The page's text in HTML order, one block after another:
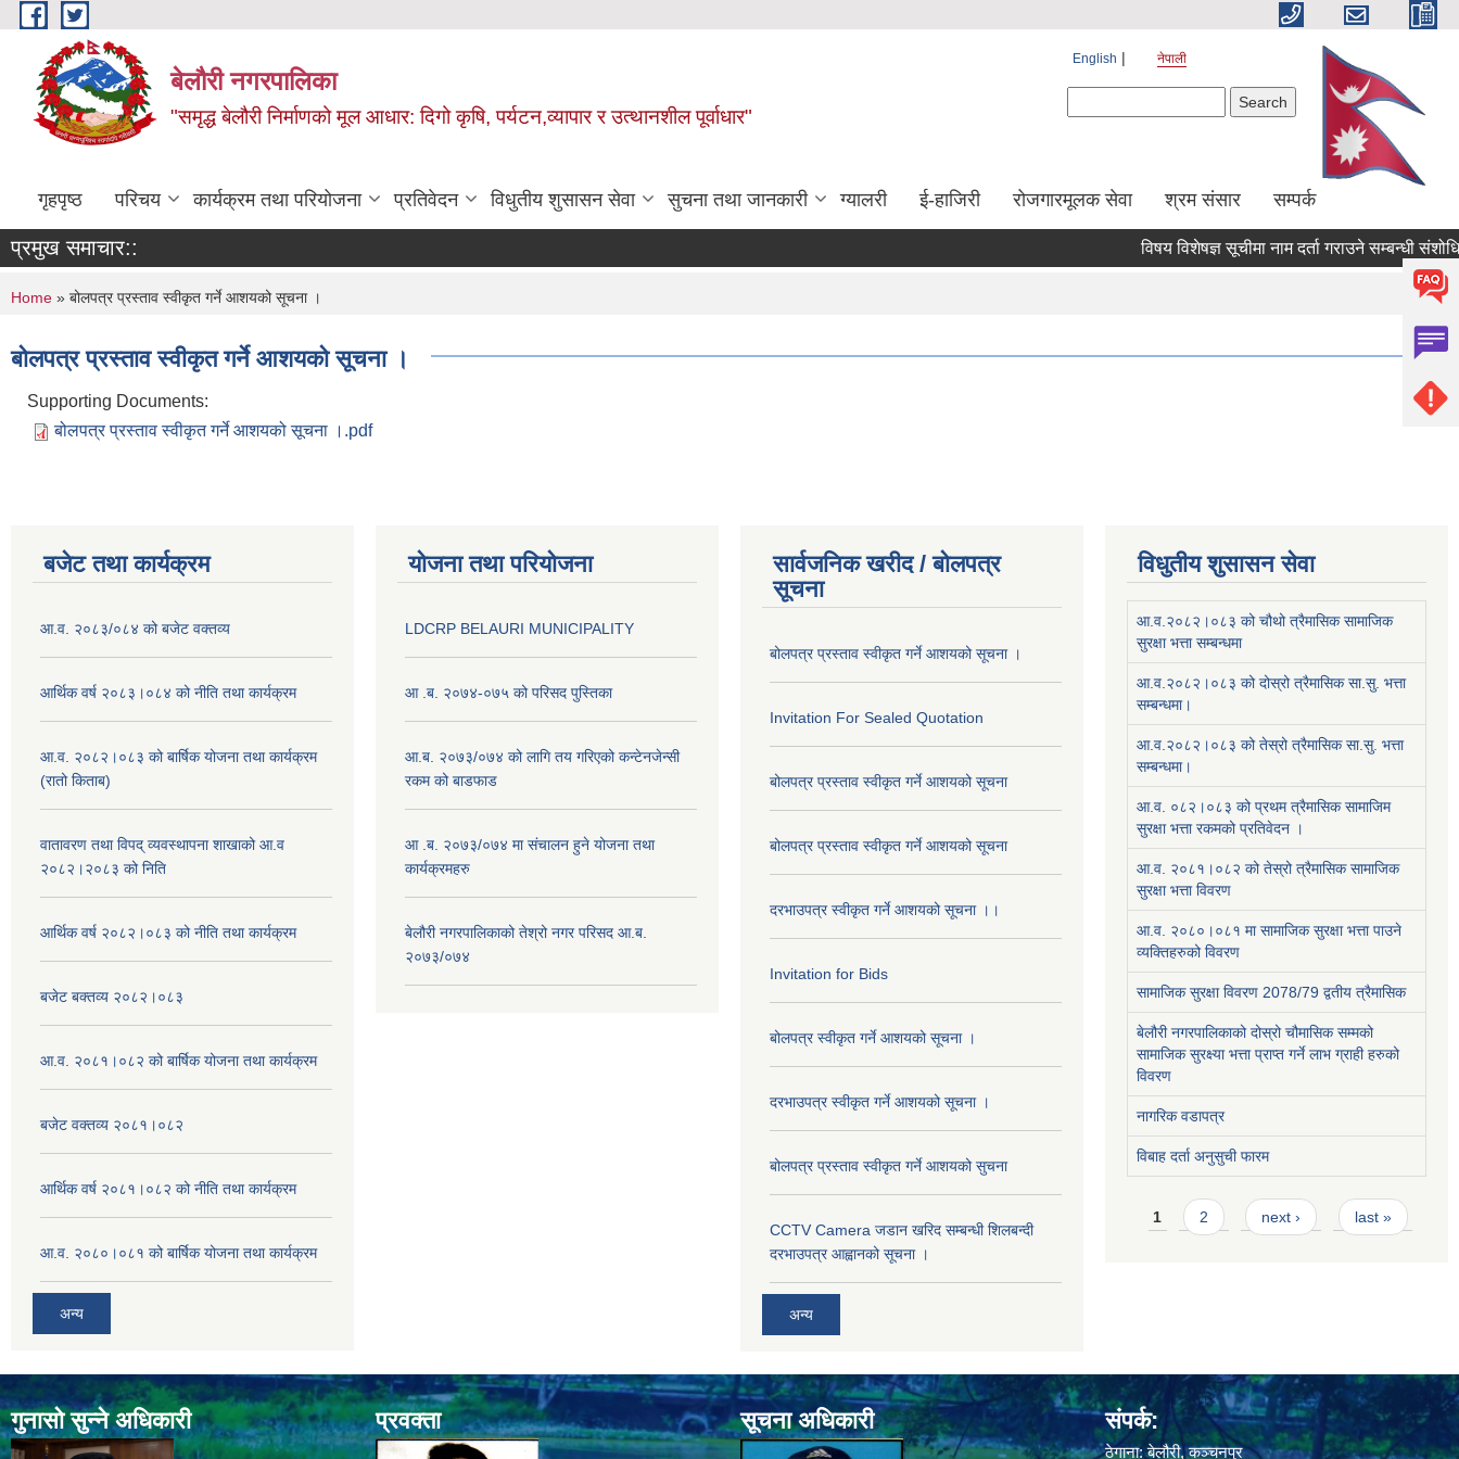
Skip to main content
बेलौरी नगरपालिका
"समृद्ध बेलौरी निर्माणको मूल आधार: दिगो कृषि, पर्यटन,व्यापार र उत्थानशील पूर्वाधार"
English नेपाली
गृहपृष्ठ परिचय कार्यक्रम तथा परियोजना प्रतिवेदन विधुतीय शुसासन सेवा सुचना तथा जानकारी ग्यालरी ई-हाजिरी रोजगारमूलक सेवा श्रम संसार सम्पर्क
प्रमुख समाचार:: विषय विशेषज्ञ सूचीमा नाम दर्ता गराउने सम्बन्धी संशोधित
You are here
Home » बोलपत्र प्रस्ताव स्वीकृत गर्ने आशयको सूचना ।
बोलपत्र प्रस्ताव स्वीकृत गर्ने आशयको सूचना ।
Supporting Documents:
बोलपत्र प्रस्ताव स्वीकृत गर्ने आशयको सूचना ।.pdf
बजेट तथा कार्यक्रम
आ.व. २०८३/०८४ को बजेट वक्तव्य
आर्थिक वर्ष २०८३।०८४ को नीति तथा कार्यक्रम
आ.व. २०८२।०८३ को बार्षिक योजना तथा कार्यक्रम
(रातो किताब)
वातावरण तथा विपद् व्यवस्थापना शाखाको आ.व
२०८२।२०८३ को निति
आर्थिक वर्ष २०८२।०८३ को नीति तथा कार्यक्रम
बजेट बक्तव्य २०८२।०८३
आ.व. २०८१।०८२ को बार्षिक योजना तथा कार्यक्रम
बजेट वक्तव्य २०८१।०८२
आर्थिक वर्ष २०८१।०८२ को नीति तथा कार्यक्रम
आ.व. २०८०।०८१ को बार्षिक योजना तथा कार्यक्रम
अन्य
योजना तथा परियोजना
LDCRP BELAURI MUNICIPALITY
आ .ब. २०७४-०७५ को परिसद पुस्तिका
आ.ब. २०७३/०७४ को लागि तय गरिएको कन्टेनजेन्सी
रकम को बाडफाड
आ .ब. २०७३/०७४ मा संचालन हुने योजना तथा
कार्यक्रमहरु
बेलौरी नगरपालिकाको तेश्रो नगर परिसद आ.ब.
२०७३/०७४
सार्वजनिक खरीद / बोलपत्र
सूचना
बोलपत्र प्रस्ताव स्वीकृत गर्ने आशयको सूचना ।
Invitation For Sealed Quotation
बोलपत्र प्रस्ताव स्वीकृत गर्ने आशयको सूचना
बोलपत्र प्रस्ताव स्वीकृत गर्ने आशयको सूचना
दरभाउपत्र स्वीकृत गर्ने आशयको सूचना ।।
Invitation for Bids
बोलपत्र स्वीकृत गर्ने आशयको सूचना ।
दरभाउपत्र स्वीकृत गर्ने आशयको सूचना ।
बोलपत्र प्रस्ताव स्वीकृत गर्ने आशयको सुचना
CCTV Camera जडान खरिद सम्बन्धी शिलबन्दी
दरभाउपत्र आह्वानको सूचना ।
अन्य
विधुतीय शुसासन सेवा
आ.व.२०८२।०८३ को चौथो त्रैमासिक सामाजिक
सुरक्षा भत्ता सम्बन्धमा
आ.व.२०८२।०८३ को दोस्रो त्रैमासिक सा.सु. भत्ता
सम्बन्धमा।
आ.व.२०८२।०८३ को तेस्रो त्रैमासिक सा.सु. भत्ता
सम्बन्धमा।
आ.व. ०८२।०८३ को प्रथम त्रैमासिक सामाजिम
सुरक्षा भत्ता रकमको प्रतिवेदन ।
आ.व. २०८१।०८२ को तेस्रो त्रैमासिक सामाजिक
सुरक्षा भत्ता विवरण
आ.व. २०८०।०८१ मा सामाजिक सुरक्षा भत्ता पाउने
व्यक्तिहरुको विवरण
सामाजिक सुरक्षा विवरण 2078/79 द्वतीय त्रैमासिक
बेलौरी नगरपालिकाको दोस्रो चौमासिक सम्मको
सामाजिक सुरक्ष्या भत्ता प्राप्त गर्ने लाभ ग्राही हरुको
विवरण
नागरिक वडापत्र
विबाह दर्ता अनुसुची फारम
Pages
1 2 next › last »
गुनासो सुन्ने अधिकारी प्रवक्ता सूचना अधिकारी संपर्क:
ठेगाना: बेलौरी, कञ्चनपुर